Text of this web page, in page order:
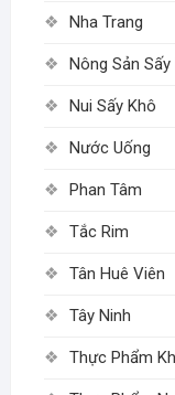
Nha Trang
Nông Sản Sấy
Nui Sấy Khô
Nước Uống
Phan Tâm
Tắc Rim
Tân Huê Viên
Tây Ninh
Thực Phẩm